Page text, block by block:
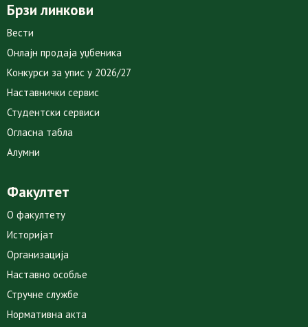
Брзи линкови
Вести
Онлајн продаја уџбеника
Конкурси за упис у 2026/27
Наставнички сервис
Студентски сервиси
Огласна табла
Алумни
Факултет
О факултету
Историјат
Организација
Наставно особље
Стручне службе
Нормативна акта